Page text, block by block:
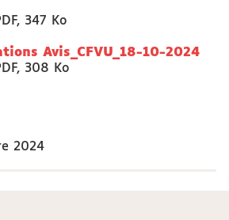
, 347 Ko
Avis_CFVU_18-10-2024
, 308 Ko
2024